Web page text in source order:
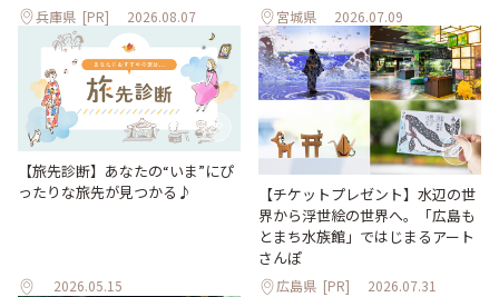
兵庫県 [PR] 2026.08.07 宮城県 2026.07.09
【旅先診断】あなたの“いま”にぴ
ったりな旅先が見つかる♪
2026.05.15
【チケットプレゼント】水辺の世
界から浮世絵の世界へ。「広島も
とまち水族館」ではじまるアート
さんぽ
広島県 [PR] 2026.07.31